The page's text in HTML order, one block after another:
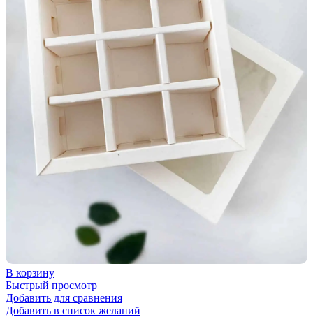
В корзину
Быстрый просмотр
Добавить для сравнения
Добавить в список желаний